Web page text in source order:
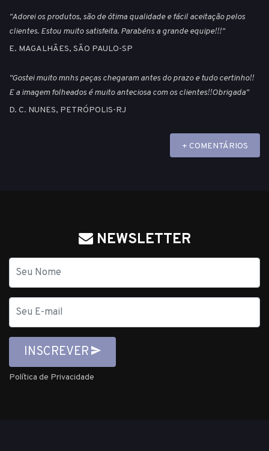
"Adorei os produtos, são de ótima qualidade e fácil aceitação pelos
clientes. Estou muito satisfeita. Parabéns a grande equipe!!!"
E. MAGALHÃES, SÃO PAULO-SP
"Gostei muito mnhs peças chegaram antes do prazo e tudo certinho!!
E a imagem folheados é muito anteciosa com os clientes!!Obrigada"
D. C. NUNES, PETRÓPOLIS-RJ
+ COMENTÁRIOS
NEWSLETTER
mail
INSCREVER
Política de Privacidade